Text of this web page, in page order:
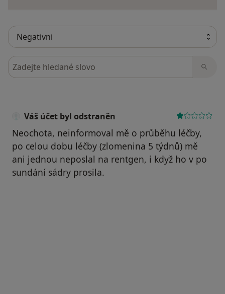
Hledejte v názorech
Váš účet byl odstraněn
Neochota, neinformoval mě o průběhu léčby,
po celou dobu léčby (zlomenina 5 týdnů) mě
ani jednou neposlal na rentgen, i když ho v po
sundání sádry prosila.